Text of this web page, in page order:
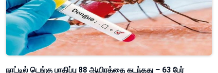
நாட்டில் டெங்கு பாதிப்பு 88 ஆயிரத்தை கடந்தது – 63 பேர்